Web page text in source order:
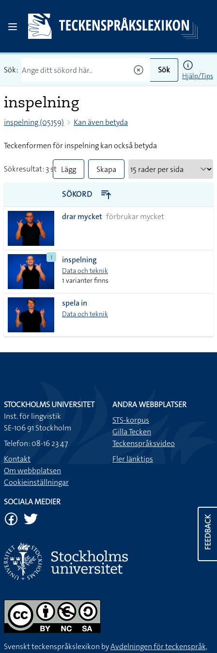
Sök: Sök
Hjälp/Tips
inspelning
inspelning (05159) Kan även betyda
Teckenformen för inspelning kan också betyda
Sökresultat: 3 st Lägg
till
alla i
Skapa
PDF
SÖKORD
drar mycket förbrukar mycket
1 inspelning
Data och teknik
1 varianter finns
spela in
Data och teknik
FEEDBACK
STOCKHOLMS UNIVERSITET
Inst. för lingvistik
SE-106 91 Stockholm
Telefon: 08-16 23 47
Kontakt
Om webbplatsen
Cookieinställningar
ANDRA WEBBPLATSER
STS-korpus
Gilla Tecken
Teckenspråksvideo
Fler länktips
SOCIALA MEDIER
Svenskt teckenspråkslexikon byAvdelningen för teckenspråk,